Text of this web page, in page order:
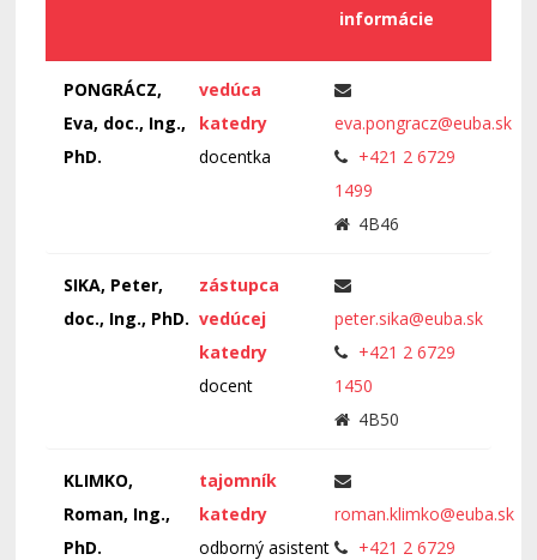
informácie
PONGRÁCZ,
Eva, doc., Ing.,
PhD.
vedúca
katedry
docentka
eva.pongracz@euba.sk
+421 2 6729
1499
4B46
SIKA, Peter,
doc., Ing., PhD.
zástupca
vedúcej
katedry
docent
peter.sika@euba.sk
+421 2 6729
1450
4B50
KLIMKO,
Roman, Ing.,
PhD.
tajomník
katedry
odborný asistent
roman.klimko@euba.sk
+421 2 6729